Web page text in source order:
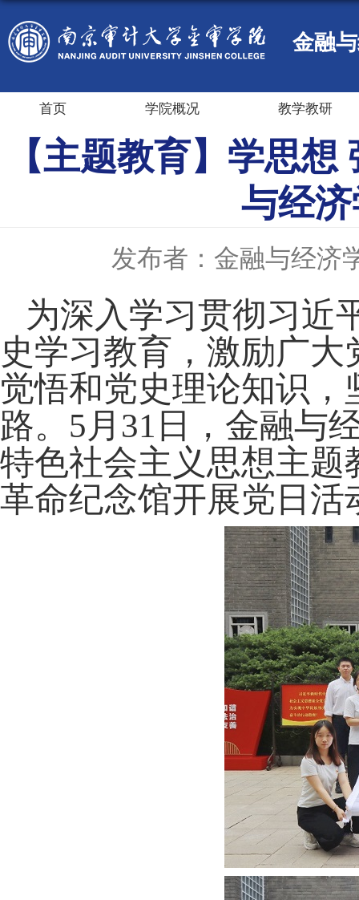
金融
首页 学院概况 教学教研
【主题教育】学思
与经
发布者：金融与经济
为深入学习贯彻习近
史学习教育，激励广大
觉悟和党史理论知识 ，
路。 5月31日，金融与
特色社会主义思想主题
革命纪念馆开展党日活